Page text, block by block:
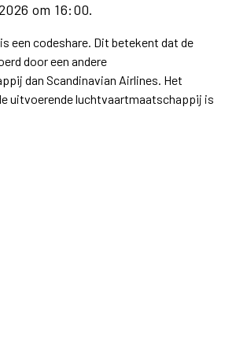
om 16:00.
een codeshare. Dit betekent dat de
door een andere
dan Scandinavian Airlines. Het
uitvoerende luchtvaartmaatschappij is